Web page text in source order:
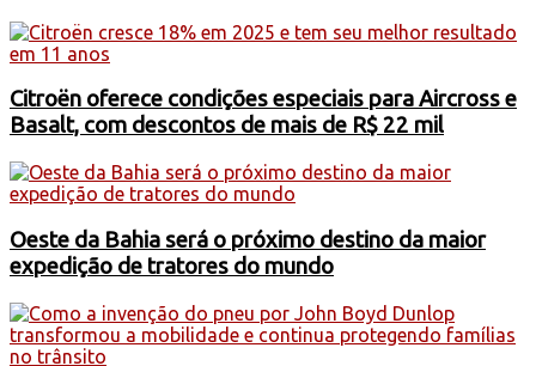
Citroën oferece condições especiais para Aircross e
Basalt, com descontos de mais de R$ 22 mil
Oeste da Bahia será o próximo destino da maior
expedição de tratores do mundo